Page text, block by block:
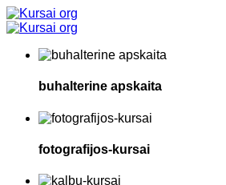
buhalterine apskaita
fotografijos-kursai